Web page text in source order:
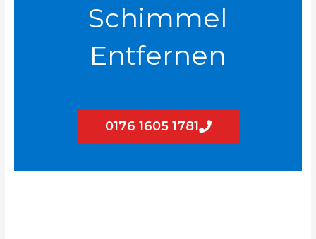
Schimmel
Entfernen
0176 1605 1781